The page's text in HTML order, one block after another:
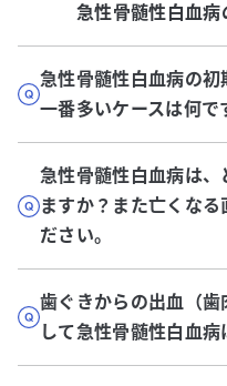
急性骨髄性白血病
急性骨髄性白血病の
一番多いケースは何で
急性骨髄性白血病は
ますか？また亡くなる
ださい。
歯ぐきからの出血（
して急性骨髄性白血